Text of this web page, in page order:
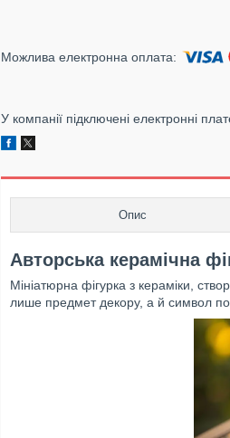
У компанії підключені електронні
Опис
Авторська керамічна
Мініатюрна фігурка з кераміки,
лише предмет декору, а й символ